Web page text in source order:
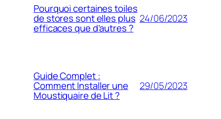
Pourquoi certaines toiles
de stores sont elles plus
efficaces que d’autres ?
24/06/2023
Guide Complet :
Comment Installer une
Moustiquaire de Lit ?
29/05/2023